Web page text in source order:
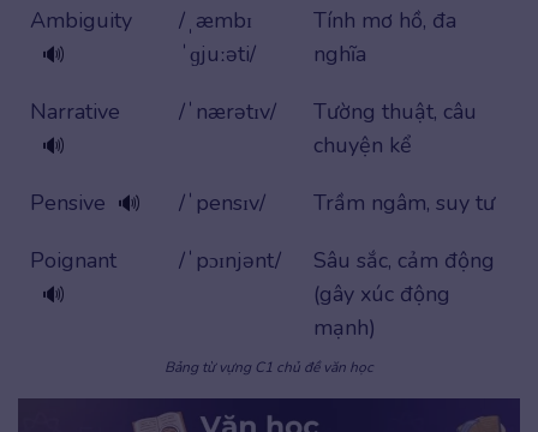
Ambiguity
🔊
/ˌæmbɪ
ˈɡjuːəti/
Tính mơ hồ, đa
nghĩa
Narrative
🔊
/ˈnærətɪv/
Tường thuật, câu
chuyện kể
Pensive 🔊 /ˈpensɪv/
Trầm ngâm, suy tư
Poignant
🔊
/ˈpɔɪnjənt/
Sâu sắc, cảm động
(gây xúc động
mạnh)
Bảng từ vựng C1 chủ đề văn học